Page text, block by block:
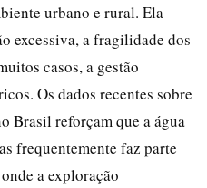
urbano e rural. Ela
excessiva, a fragilidade dos
casos, a gestão
Os dados recentes sobre
Brasil reforçam que a água
frequentemente faz parte
a exploração